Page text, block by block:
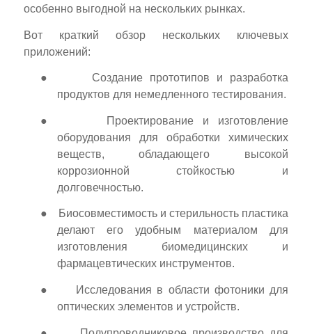
особенно выгодной на нескольких рынках.
Вот краткий обзор нескольких ключевых
приложений:
●
Создание прототипов и разработка
продуктов для немедленного тестирования.
●
Проектирование и изготовление
оборудования для обработки химических
веществ, обладающего высокой
коррозионной стойкостью и
долговечностью.
●
Биосовместимость и стерильность пластика
делают его удобным материалом для
изготовления биомедицинских и
фармацевтических инструментов.
●
Исследования в области фотоники для
оптических элементов и устройств.